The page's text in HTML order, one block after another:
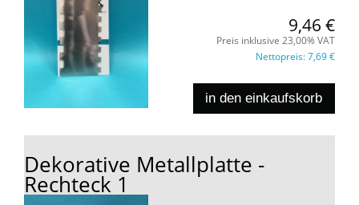
9,46 €
Preis inklusive 23,00% VAT
Nettopreis:7,69 €
in den einkaufskorb
Dekorative Metallplatte -
Rechteck 1